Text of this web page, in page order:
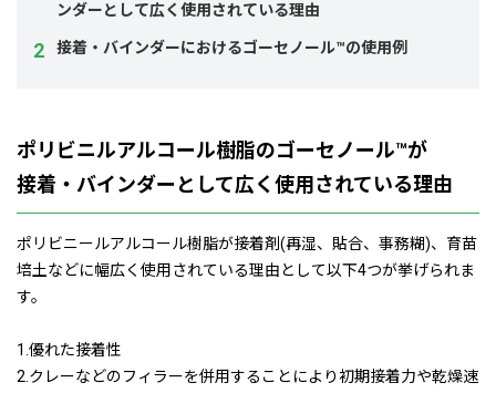
ンダーとして広く使用されている理由
接着・バインダーにおけるゴーセノール™の使用例
ポリビニルアルコール樹脂のゴーセノール™が
接着・バインダーとして広く使用されている理由
ポリビニールアルコール樹脂が接着剤(再湿、貼合、事務糊)、育苗
培土などに幅広く使用されている理由として以下4つが挙げられま
す。
1.優れた接着性
2.クレーなどのフィラーを併用することにより初期接着力や乾燥速